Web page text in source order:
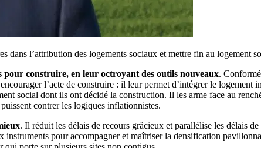
l’attribution des logements sociaux et mettre fin au logement
construire, en leur octroyant des outils nouveaux.
l’acte de construire : il leur permet d’intégrer le logement
social dont ils ont décidé la construction. Il les arme face au
contrer les logiques inflationnistes.
. Il réduit les délais de recours grâcieux et parallélise les délais
pour accompagner et maîtriser la densification